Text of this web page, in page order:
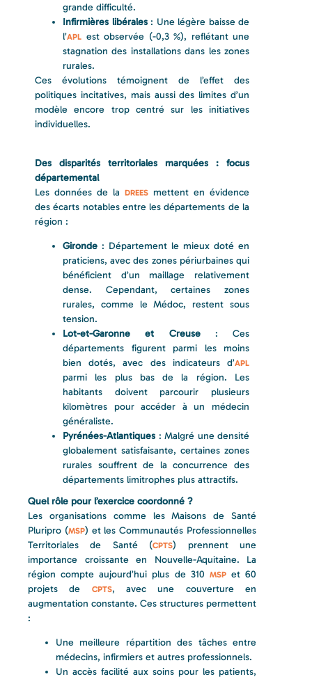
grande difficulté.
Infirmières libérales: Une légère baisse de
l’APL est observée (-0,3 %), reflétant une
stagnation des installations dans les zones
rurales.
Ces évolutions témoignent de l’effet des
politiques incitatives, mais aussi des limites d’un
modèle encore trop centré sur les initiatives
individuelles.
Des disparités territoriales marquées : focus
départemental
Les données de la DREES mettent en évidence
des écarts notables entre les départements de la
région :
Gironde : Département le mieux doté en
praticiens, avec des zones périurbaines qui
bénéficient d’un maillage relativement
dense. Cependant, certaines zones
rurales, comme le Médoc, restent sous
tension.
Lot-et-Garonne et Creuse: Ces
départements figurent parmi les moins
bien dotés, avec des indicateurs d’APL
parmi les plus bas de la région. Les
habitants doivent parcourir plusieurs
kilomètres pour accéder à un médecin
généraliste.
Pyrénées-Atlantiques : Malgré une densité
globalement satisfaisante, certaines zones
rurales souffrent de la concurrence des
départements limitrophes plus attractifs.
Quel rôle pour l’exercice coordonné ?
Les organisations comme les Maisons de Santé
Pluripro (MSP) et les Communautés Professionnelles
Territoriales de Santé (CPTS) prennent une
importance croissante en Nouvelle-Aquitaine. La
région compte aujourd’hui plus de 310 MSPet 60
projets de
CPTS, avec une couverture en
augmentation constante. Ces structures permettent
:
Une meilleure répartition des tâches entre
médecins, infirmiers et autres professionnels.
Un accès facilité aux soins pour les patients,